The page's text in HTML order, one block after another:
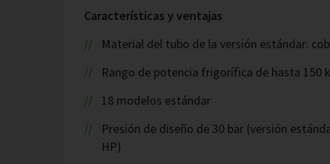
Características y ventajas
Material del tubo de la versión estándar:
Rango de potencia frigorífica de hasta 150
18 modelos estándar
Presión de diseño de 30 bar (versión
HP)